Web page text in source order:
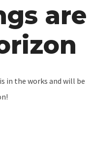
are
in the works and will be